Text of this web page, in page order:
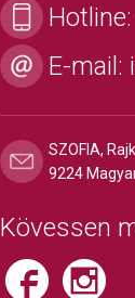
Hotline:
E-mail:
SZOFIA,
9224
Kövessen